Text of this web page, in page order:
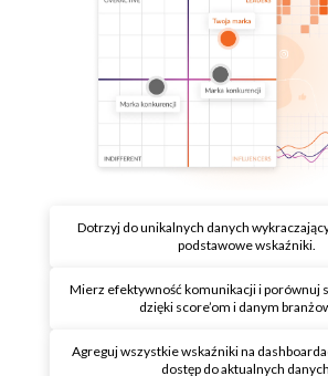
Dotrzyj do unikalnych danych
podstawowe wskaźniki.
Mierz efektywność komunikacji i porównuj
dzięki score’om i danym
Agreguj wszystkie wskaźniki na
dostęp do aktualnych